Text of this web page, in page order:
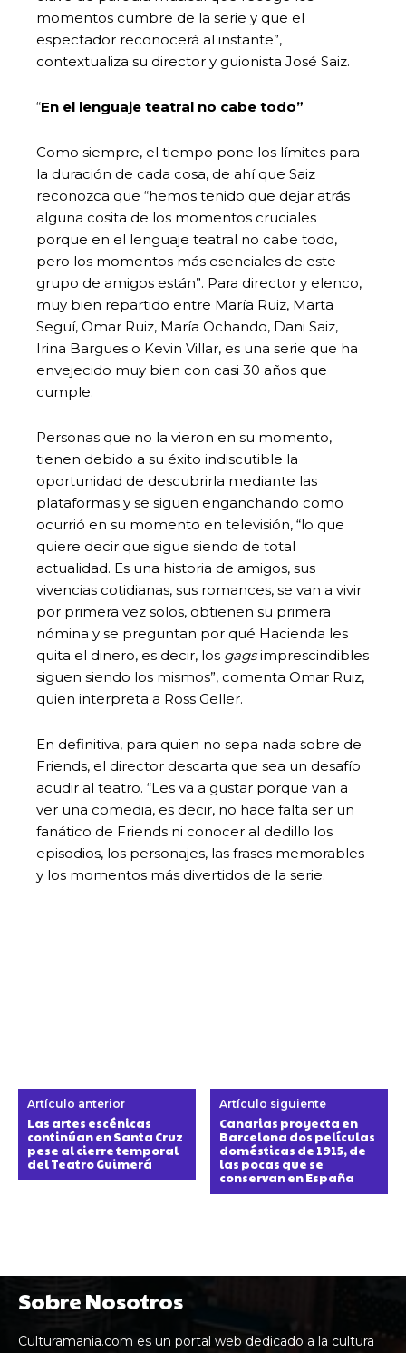
momentos cumbre de la serie y que el
espectador reconocerá al instante”,
contextualiza su director y guionista José Saiz.
“En el lenguaje teatral no cabe todo”
Como siempre, el tiempo pone los límites para
la duración de cada cosa, de ahí que Saiz
reconozca que “hemos tenido que dejar atrás
alguna cosita de los momentos cruciales
porque en el lenguaje teatral no cabe todo,
pero los momentos más esenciales de este
grupo de amigos están”. Para director y elenco,
muy bien repartido entre María Ruiz, Marta
Seguí, Omar Ruiz, María Ochando, Dani Saiz,
Irina Bargues o Kevin Villar, es una serie que ha
envejecido muy bien con casi 30 años que
cumple.
Personas que no la vieron en su momento,
tienen debido a su éxito indiscutible la
oportunidad de descubrirla mediante las
plataformas y se siguen enganchando como
ocurrió en su momento en televisión, “lo que
quiere decir que sigue siendo de total
actualidad. Es una historia de amigos, sus
vivencias cotidianas, sus romances, se van a vivir
por primera vez solos, obtienen su primera
nómina y se preguntan por qué Hacienda les
quita el dinero, es decir, los gagsimprescindibles
siguen siendo los mismos”, comenta Omar Ruiz,
quien interpreta a Ross Geller.
En definitiva, para quien no sepa nada sobre de
Friends, el director descarta que sea un desafío
acudir al teatro. “Les va a gustar porque van a
ver una comedia, es decir, no hace falta ser un
fanático de Friends ni conocer al dedillo los
episodios, los personajes, las frases memorables
y los momentos más divertidos de la serie.
Artículo anterior
Las artes escénicas
continúan en Santa Cruz
pese al cierre temporal
del Teatro Guimerá
Artículo siguiente
Canarias proyecta en
Barcelona dos películas
domésticas de 1915, de
las pocas que se
conservan en España
Sobre Nosotros
Culturamania.com es un portal web dedicado a la cultura